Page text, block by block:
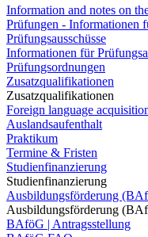
Information and notes on
Prüfungen - Informationen
Prüfungsausschüsse
Informationen für
Prüfungsordnungen
Zusatzqualifikationen
Zusatzqualifikationen
Foreign language
Auslandsaufenthalt
Praktikum
Termine & Fristen
Studienfinanzierung
Studienfinanzierung
Ausbildungsförderung
Ausbildungsförderung
BAföG | Antragsstellung